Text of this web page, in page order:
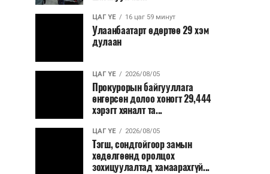
ЦАГ ҮЕ 16 цаг 59 минут
Улаанбаатарт өдөртөө 29 хэм
дулаан
ЦАГ ҮЕ 2026/08/05
Прокурорын байгууллага
өнгөрсөн долоо хоногт 29,444
хэрэгт хяналт та...
ЦАГ ҮЕ 2026/08/05
Тэгш, сондгойгоор замын
хөдөлгөөнд оролцох
зохицуулалтад хамаарахгүй...